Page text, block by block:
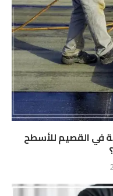
في القصيم للأسطح